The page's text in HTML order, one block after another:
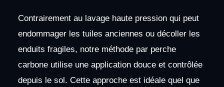
Contrairement au lavage haute pression qui peut
endommager les tuiles anciennes ou décoller les
enduits fragiles, notre méthode par perche
carbone utilise une application douce et contrôlée
depuis le sol. Cette approche est idéale quel que